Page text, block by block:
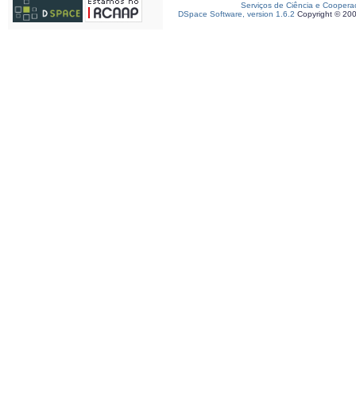
Serviços de Ciência e
DSpace Software, version 1.6.2 Copyright ©